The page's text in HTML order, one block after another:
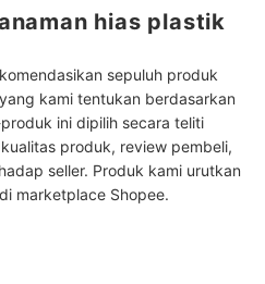
hias plastik
sepuluh produk
kami tentukan berdasarkan
ini dipilih secara teliti
produk, review pembeli,
seller. Produk kami urutkan
marketplace Shopee.